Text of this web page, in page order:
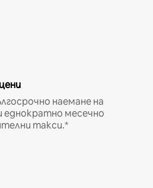
наемане на
еднократно месечно
такси.*